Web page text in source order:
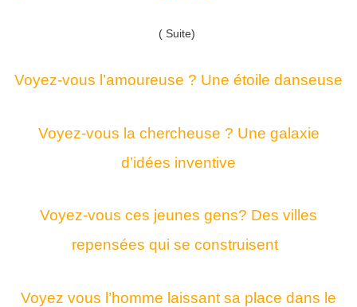
( Suite)
Voyez-vous l’amoureuse ? Une étoile danseuse
Voyez-vous la chercheuse ? Une galaxie
d’idées inventive
Voyez-vous ces jeunes gens? Des villes
repensées qui se construisent
Voyez vous l’homme laissant sa place dans le